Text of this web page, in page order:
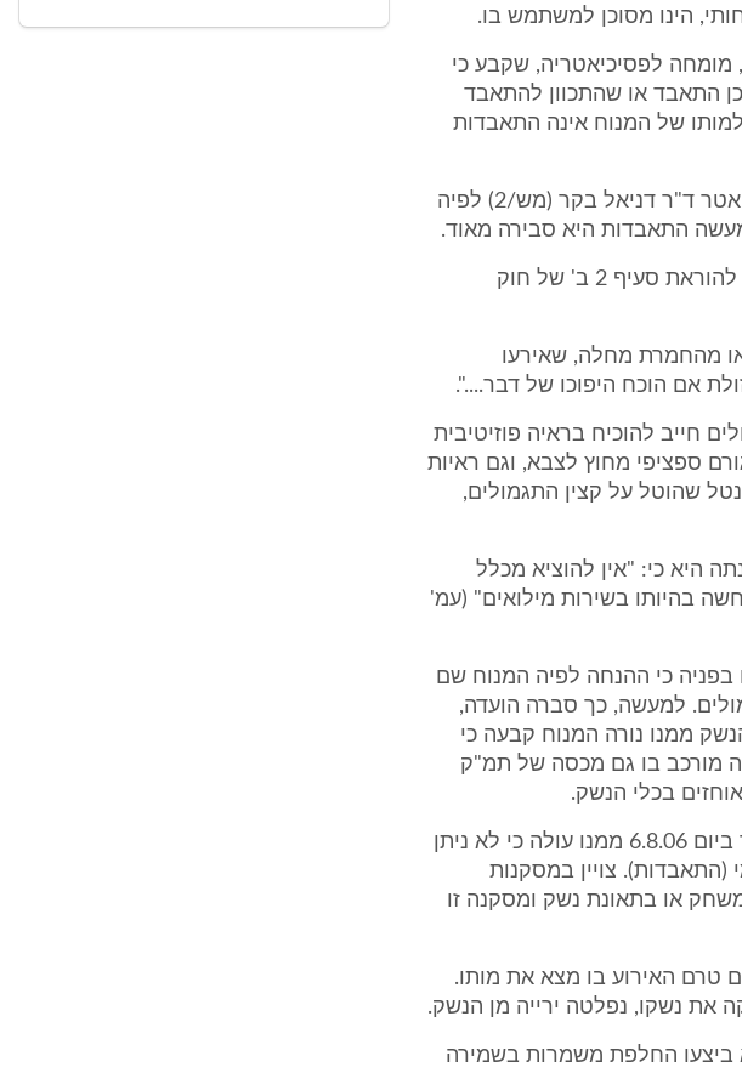
הינו מסוכן למשתמש בו.
דעת נוספת היתה של ד"ר חיים קנובלר (מע/1), מומחה לפסיכיאטריה, שקבע כי
התאבד או שהתכוון להתאבד
של המנוח אינה התאבדות
מטעם קצין התגמולים הוגשה חוות דעתו של הפסיכיאטר ד"ר דניאל בקר (מש/2) לפיה
התאבדות היא סבירה מאוד.
ו. הועדה הפנתה בפסק דינה לפסיקה הרלוונטית, וכן להוראת סעיף 2 ב' של חוק
מהחמרת מחלה, שאירעו
אם הוכח היפוכו של דבר....".
חייב להוכיח בראיה פוזיטיבית
ספציפי מחוץ לצבא, וגם ראיות
שהוטל על קצין התגמולים,
היא כי: "אין להוציא מכלל
בהיותו בשירות מילואים" (עמ'
בפניה כי ההנחה לפיה המנוח שם
למעשה, כך סברה הועדה,
ממנו נורה המנוח קבעה כי
מורכב בו גם מכסה של תמ"ק
בכלי הנשק.
כמו כן, מפנה הוועדה למסמך שנכתב במפקדת פצ"ר ביום 6.8.06 ממנו עולה כי לא ניתן
(התאבדות). צויין במסקנות
או בתאונת נשק ומסקנה זו
טרם האירוע בו מצא את מותו.
את נשקו, נפלטה ירייה מן הנשק.
ביצעו החלפת משמרות בשמירה